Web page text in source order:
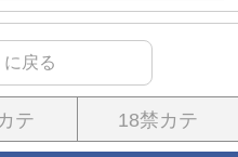
に戻る
テ 18禁カテ